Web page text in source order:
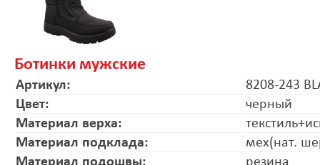
Ботинки мужские
Артикул:
8208-243
Цвет:
черный
Материал верха:
Материал подклада:
мех(нат.
Материал подошвы:
резина